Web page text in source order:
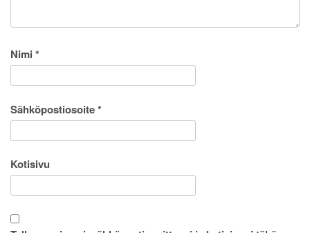
Nimi *
Sähköpostiosoite*
Kotisivu